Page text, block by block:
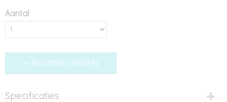
Aantal
IN WINKELWAGEN
Specificaties